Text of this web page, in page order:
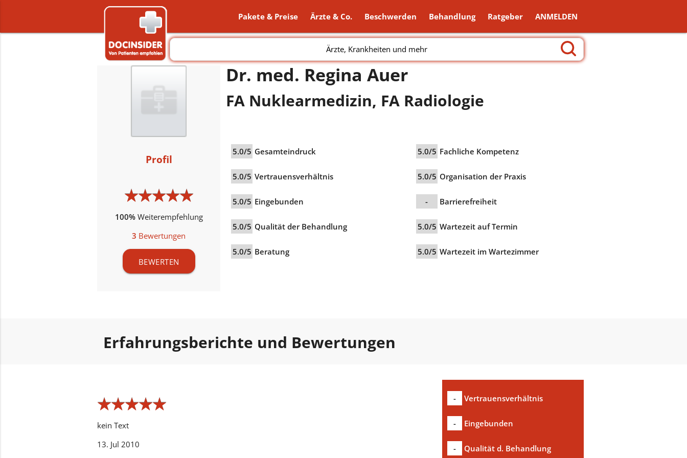
Pakete & Preise Ärzte & Co. Beschwerden Behandlung Ratgeber ANMELDEN
Ärzte, Krankheiten und mehr
Profil
★★★★★
★★★★★
100%Weiterempfehlung
3 Bewertungen
BEWERTEN
Dr. med. Regina Auer
FA Nuklearmedizin, FA Radiologie
5.0/5 Gesamteindruck
5.0/5 Vertrauensverhältnis
5.0/5 Eingebunden
5.0/5 Qualität der Behandlung
5.0/5 Beratung
5.0/5 Fachliche Kompetenz
5.0/5 Organisation der Praxis
- Barrierefreiheit
5.0/5 Wartezeit auf Termin
5.0/5 Wartezeit im Wartezimmer
Erfahrungsberichte und Bewertungen
- Vertrauensverhältnis
- Eingebunden
- Qualität d. Behandlung
★★★★★
★★★★★
kein Text
13. Jul 2010